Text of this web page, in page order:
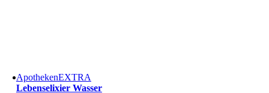
ApothekenEXTRA
Lebenselixier Wasser